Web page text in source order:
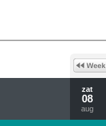
zat
08
aug